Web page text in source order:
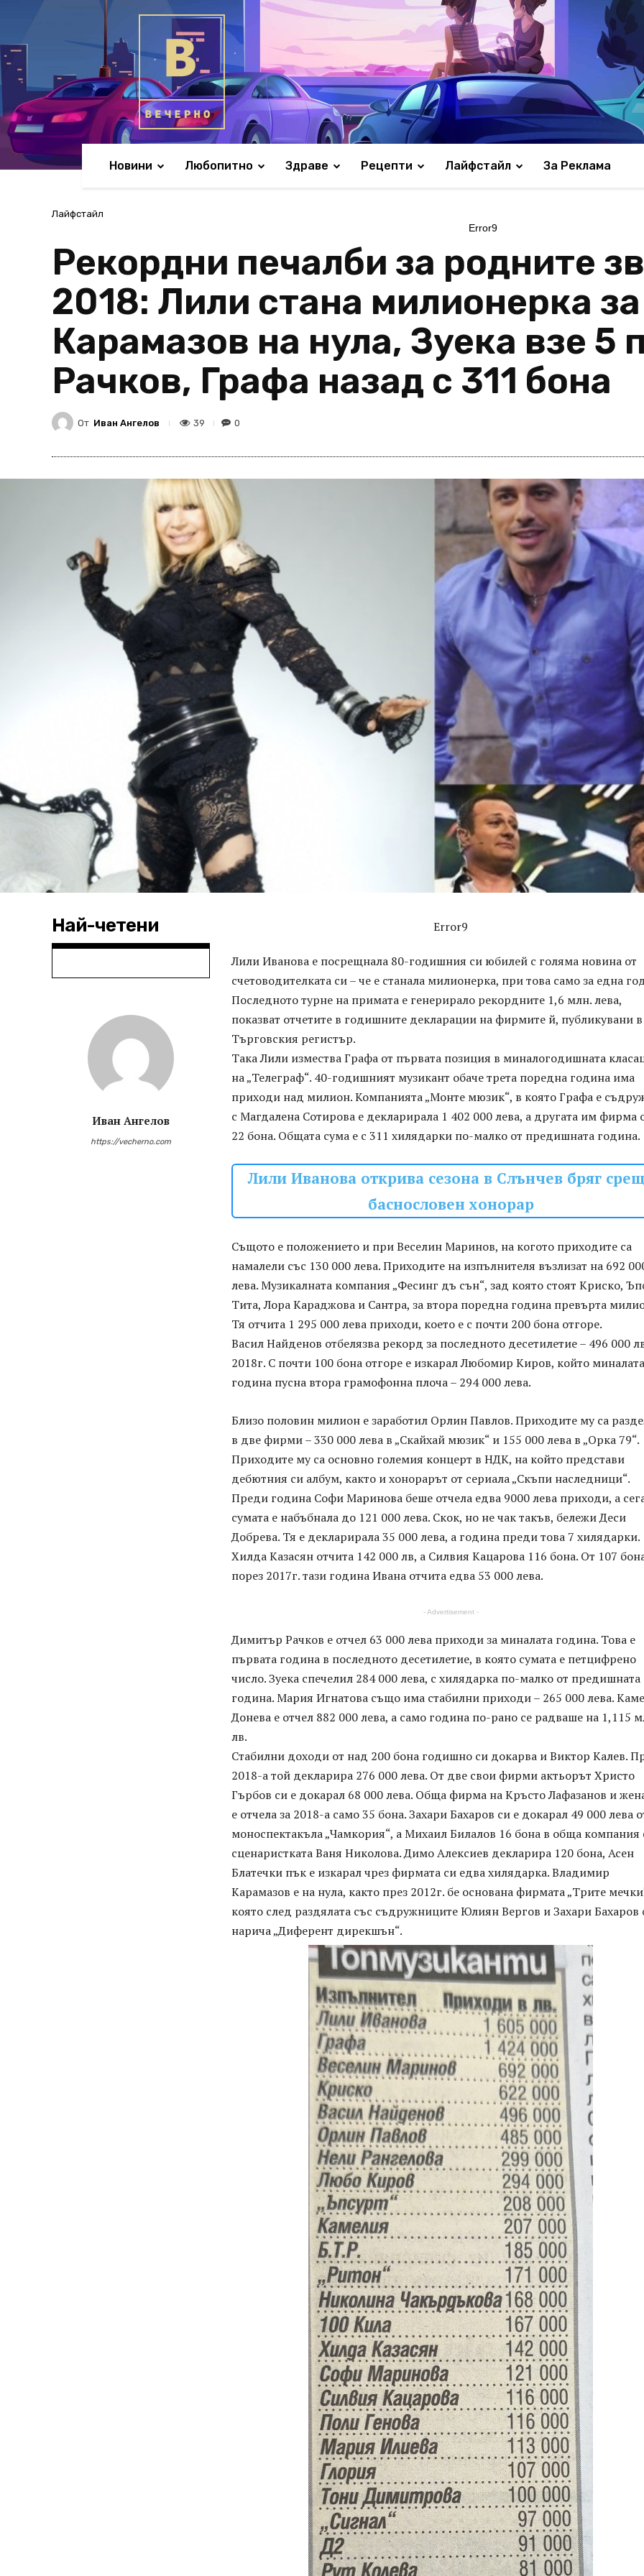
Новини Любопитно Здраве Рецепти Лайфстайл За Реклама
Лайфстайл
Error9
Рекордни печалби за родните
2018: Лили стана милионерка
Карамазов на нула, Зуека взе 5
Рачков, Графа назад с 311 бона
От Иван Ангелов 39 0
Най-четени
Иван Ангелов
https://vecherno.com
Error9
Лили Иванова е посрещнала 80-годишния си юбилей с голяма новина от
счетоводителката си – че е станала милионерка, при това само за една
Последното турне на примата е генерирало рекордните 1,6 млн. лева,
показват отчетите в годишните декларации на фирмите й, публикувани в
Търговския регистър.
Така Лили измества Графа от първата позиция в миналогодишната
на „Телеграф“. 40-годишният музикант обаче трета поредна година има
приходи над милион. Компанията „Монте мюзик“, в която Графа е
с Магдалена Сотирова е декларирала 1 402 000 лева, а другата им фирма
22 бона. Общата сума е с 311 хилядарки по-малко от предишната година.
Лили Иванова открива сезона в Слънчев бряг
баснословен хонорар
Същото е положението и при Веселин Маринов, на когото приходите са
намалели със 130 000 лева. Приходите на изпълнителя възлизат на 692
лева. Музикалната компания „Фесинг дъ сън“, зад която стоят Криско,
Тита, Лора Караджова и Сантра, за втора поредна година превърта
Тя отчита 1 295 000 лева приходи, което е с почти 200 бона отгоре.
Васил Найденов отбелязва рекорд за последното десетилетие – 496 000
2018г. С почти 100 бона отгоре е изкарал Любомир Киров, който миналата
година пусна втора грамофонна плоча – 294 000 лева.
Близо половин милион е заработил Орлин Павлов. Приходите му са
в две фирми – 330 000 лева в „Скайхай мюзик“ и 155 000 лева в „Орка 79“.
Приходите му са основно големия концерт в НДК, на който представи
дебютния си албум, както и хонорарът от сериала „Скъпи наследници“.
Преди година Софи Маринова беше отчела едва 9000 лева приходи, а
сумата е набъбнала до 121 000 лева. Скок, но не чак такъв, бележи Деси
Добрева. Тя е декларирала 35 000 лева, а година преди това 7 хилядарки.
Хилда Казасян отчита 142 000 лв, а Силвия Кацарова 116 бона. От 107
порез 2017г. тази година Ивана отчита едва 53 000 лева.
- Advertisement -
Димитър Рачков е отчел 63 000 лева приходи за миналата година. Това е
първата година в последното десетилетие, в която сумата е петцифрено
число. Зуека спечелил 284 000 лева, с хилядарка по-малко от предишната
година. Мария Игнатова също има стабилни приходи – 265 000 лева.
Донева е отчел 882 000 лева, а само година по-рано се радваше на 1,115
лв.
Стабилни доходи от над 200 бона годишно си докарва и Виктор Калев.
2018-а той декларира 276 000 лева. От две свои фирми актьорът Христо
Гърбов си е докарал 68 000 лева. Обща фирма на Кръсто Лафазанов и
е отчела за 2018-а само 35 бона. Захари Бахаров си е докарал 49 000 лева
моноспектакъла „Чамкория“, а Михаил Билалов 16 бона в обща компания
сценаристката Ваня Николова. Димо Алексиев декларира 120 бона, Асен
Блатечки пък е изкарал чрез фирмата си едва хилядарка. Владимир
Карамазов е на нула, както през 2012г. бе основана фирмата „Трите
която след раздялата със съдружниците Юлиян Вергов и Захари Бахаров
нарича „Диферент дирекшън“.